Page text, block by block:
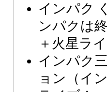
インパク
ンパクは
＋火星ラ
インパク
ョン（イ